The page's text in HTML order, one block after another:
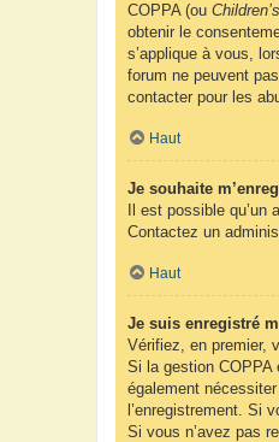
COPPA (ou
obtenir le
s’applique à vous,
forum ne peuvent
contacter pour les
Haut
Je souhaite
Il est possible
Contactez un
Haut
Je suis enregistré
Vérifiez, en premier,
Si la gestion COPPA
également
l’enregistrement. Si
Si vous n’avez pas